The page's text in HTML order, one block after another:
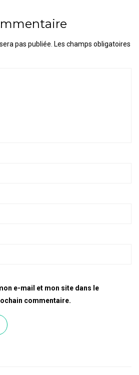
pas publiée. Les champs obligatoires
e-mail et mon site dans le
commentaire.